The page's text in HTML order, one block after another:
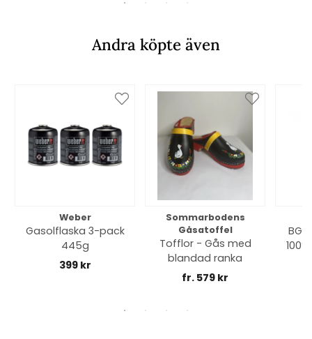
Andra köpte även
Weber
Gasolflaska 3-pack
445g
399 kr
Sommarbodens
Gåsatoffel
Tofflor - Gås med
blandad ranka
fr. 579 kr